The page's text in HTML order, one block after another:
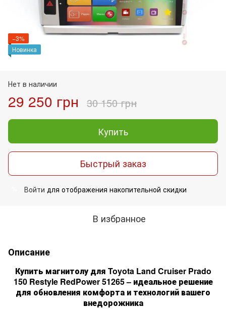
−3%
Новинка
Нет в наличии
29 250 грн 30 150 грн
Купить
Быстрый заказ
Войти для отображения накопительной скидки
В избранное
Описание
Купить магнитолу для Toyota Land Cruiser Prado
150 Restyle RedPower 51265 – идеальное решение
для обновления комфорта и технологий вашего
внедорожника